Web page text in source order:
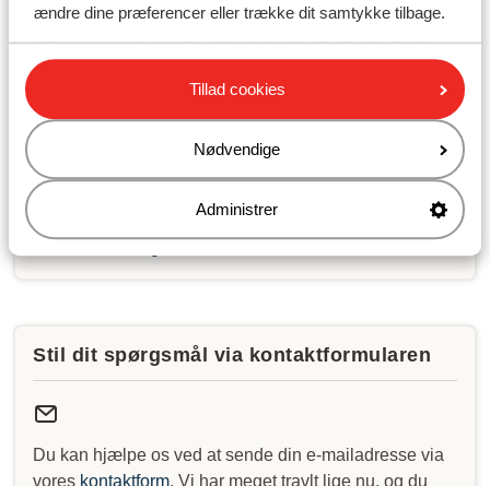
ændre dine præferencer eller trække dit samtykke tilbage.
Tillad cookies
Nødvendige
Administrer
+4589883389. Du kan også ringe til os på det samme
nummer. Vi har meget travlt lige nu, og du kan derfor
opleve lang ventetid.
Åbningstider:
Mandag til fredag: 09:00-16:30
Lørdag: 10:00-15:00
Søndag: lukket
Stil dit spørgsmål via kontaktformularen
Du kan hjælpe os ved at sende din e-mailadresse via
vores kontaktform. Vi har meget travlt lige nu, og du